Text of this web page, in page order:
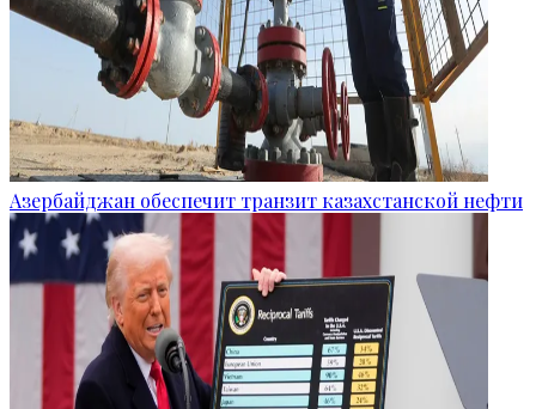
Азербайджан обеспечит транзит казахстанской нефти